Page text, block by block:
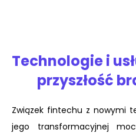
Technologie i
przyszłość
Związek fintechu z nowymi
jego transformacyjnej